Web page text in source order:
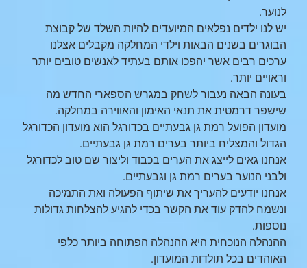
לנוער.
יש לנו ילדים נפלאים המיועדים להיות השלד של קבוצת
הבוגרים בשנים הבאות וילדי המחלקה מקבלים אצלנו
ערכים רבים אשר יהפכו אותם בעתיד לאנשים טובים יותר
וראויים יותר.
בעונה הבאה נעבור לשחק במגרש הספארי החדש מה
שישפר דרמטית את תנאי האימון והאווירה במחלקה.
מועדון הפועל רמת גן גבעתיים בכדורגל הוא מועדון הכדורגל
הגדול והמצליח ביותר בערים רמת גן גבעתיים.
אנחנו גאים לייצג את הערים בכבוד וליצור שם טוב לכדורגל
ולבני הנוער בערים רמת גן וגבעתיים.
אנחנו יודעים להעריך את שיתוף הפעולה ואת התמיכה
ונשמח להדק עוד את הקשר בכדי להגיע להצלחות גדולות
נוספות.
ההנהלה הנוכחית היא ההנהלה הפתוחה ביותר כלפי
האוהדים בכל תולדות המועדון.